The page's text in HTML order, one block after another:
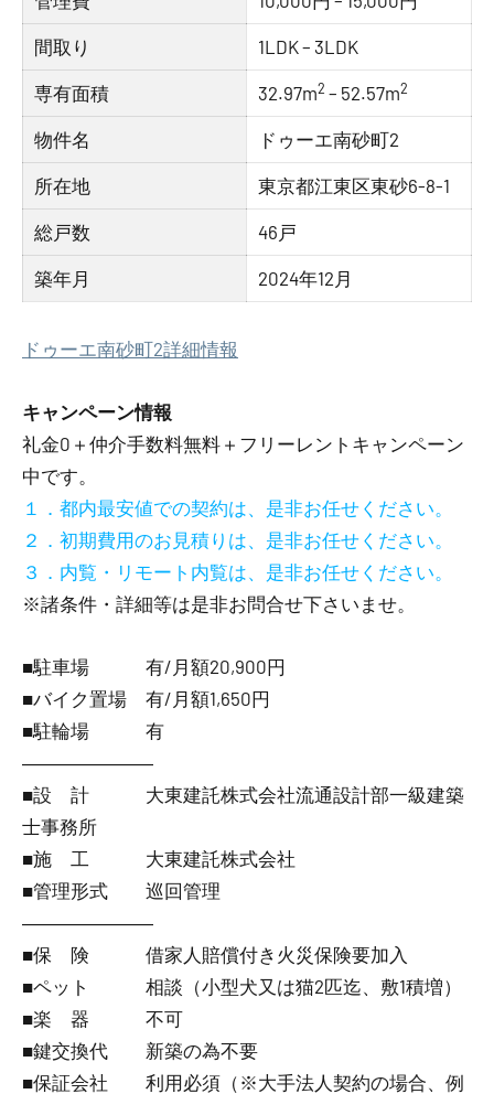
間取り 1LDK – 3LDK
専有面積 32.97m2 – 52.57m2
物件名 ドゥーエ南砂町2
所在地 東京都江東区東砂6-8-1
総戸数 46戸
築年月 2024年12月
ドゥーエ南砂町2詳細情報
キャンペーン情報
礼金0 ＋ 仲介手数料無料 ＋ フリーレント キャンペーン
中です。
１．都内最安値での契約は、是非お任せください。
２．初期費用のお見積りは、是非お任せください。
３．内覧・リモート内覧は、是非お任せください。
※諸条件・詳細等は是非お問合せ下さいませ。
■駐車場 有/月額20,900円
■バイク置場 有/月額1,650円
■駐輪場 有
―――――――
■設 計 大東建託株式会社流通設計部一級建築
士事務所
■施 工 大東建託株式会社
■管理形式 巡回管理
―――――――
■保 険 借家人賠償付き火災保険要加入
■ペット 相談（小型犬又は猫2匹迄、敷1積増）
■楽 器 不可
■鍵交換代 新築の為不要
■保証会社 利用必須（※大手法人契約の場合、例